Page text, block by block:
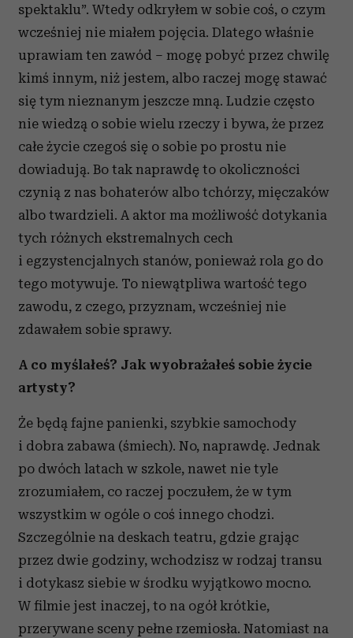
spektaklu”. Wtedy odkryłem w sobie coś, o czym
wcześniej nie miałem pojęcia. Dlatego właśnie
uprawiam ten zawód – mogę pobyć przez chwilę
kimś innym, niż jestem, albo raczej mogę stawać
się tym nieznanym jeszcze mną. Ludzie często
nie wiedzą o sobie wielu rzeczy i bywa, że przez
całe życie czegoś się o sobie po prostu nie
dowiadują. Bo tak naprawdę to okoliczności
czynią z nas bohaterów albo tchórzy, mięczaków
albo twardzieli. A aktor ma możliwość dotykania
tych różnych ekstremalnych cech
i egzystencjalnych stanów, ponieważ rola go do
tego motywuje. To niewątpliwa wartość tego
zawodu, z czego, przyznam, wcześniej nie
zdawałem sobie sprawy.
A co myślałeś? Jak wyobrażałeś sobie życie
artysty?
Że będą fajne panienki, szybkie samochody
i dobra zabawa (śmiech). No, naprawdę. Jednak
po dwóch latach w szkole, nawet nie tyle
zrozumiałem, co raczej poczułem, że w tym
wszystkim w ogóle o coś innego chodzi.
Szczególnie na deskach teatru, gdzie grając
przez dwie godziny, wchodzisz w rodzaj transu
i dotykasz siebie w środku wyjątkowo mocno.
W filmie jest inaczej, to na ogół krótkie,
przerywane sceny pełne rzemiosła. Natomiast na